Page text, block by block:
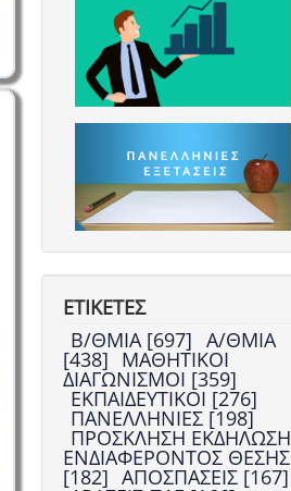
ΕΤΙΚΕΤΕΣ
Β/ΘΜΙΑ [697] Α/ΘΜΙΑ
[438] ΜΑΘΗΤΙΚΟΙ
ΔΙΑΓΩΝΙΣΜΟΙ [359]
ΕΚΠΑΙΔΕΥΤΙΚΟΙ [276]
ΠΑΝΕΛΛΗΝΙΕΣ [198]
ΠΡΟΣΚΛΗΣΗ ΕΚΔΗΛΩΣΗ
ΕΝΔΙΑΦΕΡΟΝΤΟΣ ΘΕΣΗΣ
[182] ΑΠΟΣΠΑΣΕΙΣ [167]